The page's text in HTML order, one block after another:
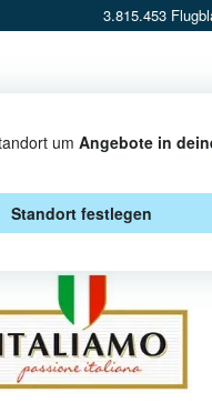
3.815.453
um Angebote in
Standort festlegen
LIDL -